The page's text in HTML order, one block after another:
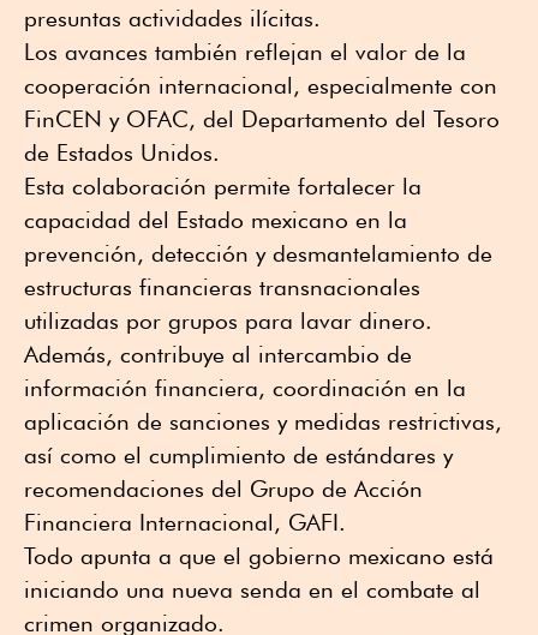
presuntas actividades ilícitas.
Los avances también reflejan el valor de la
cooperación internacional, especialmente con
FinCEN y OFAC, del Departamento del Tesoro
de Estados Unidos.
Esta colaboración permite fortalecer la
capacidad del Estado mexicano en la
prevención, detección y desmantelamiento de
estructuras financieras transnacionales
utilizadas por grupos para lavar dinero.
Además, contribuye al intercambio de
información financiera, coordinación en la
aplicación de sanciones y medidas restrictivas,
así como el cumplimiento de estándares y
recomendaciones del Grupo de Acción
Financiera Internacional, GAFI.
Todo apunta a que el gobierno mexicano está
iniciando una nueva senda en el combate al
crimen organizado.